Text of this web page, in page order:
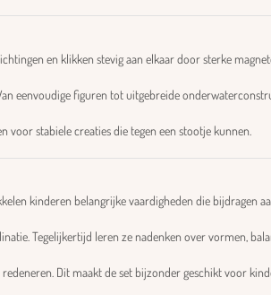
en klikken stevig aan elkaar door sterke
eenvoudige figuren tot uitgebreide
stabiele creaties die tegen een stootje kunnen.
kinderen belangrijke vaardigheden die bijdragen
Tegelijkertijd leren ze nadenken over vormen,
Dit maakt de set bijzonder geschikt voor